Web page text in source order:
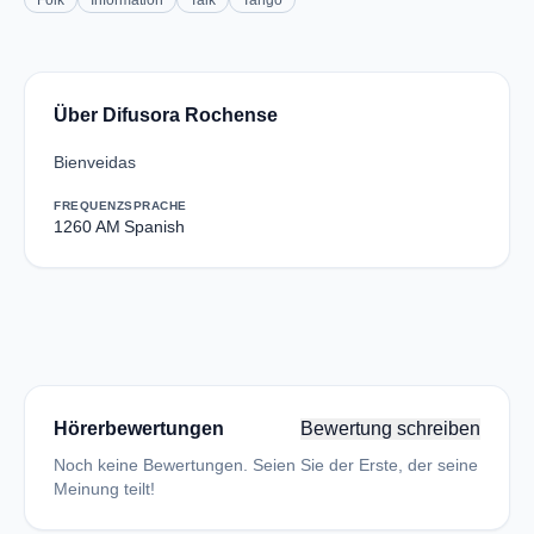
Über Difusora Rochense
Bienveidas
FREQUENZ
1260 AM
SPRACHE
Spanish
Hörerbewertungen Bewertung schreiben
Noch keine Bewertungen. Seien Sie der Erste, der seine
Meinung teilt!